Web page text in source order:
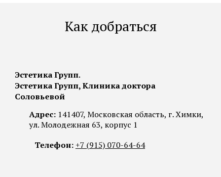
Как добраться
Эстетика Групп.
Эстетика Групп, Клиника доктора
Соловьевой
Адрес:141407, Московская область, г. Химки,
ул. Молодежная 63, корпус 1
Телефон: +7 (915) 070-64-64